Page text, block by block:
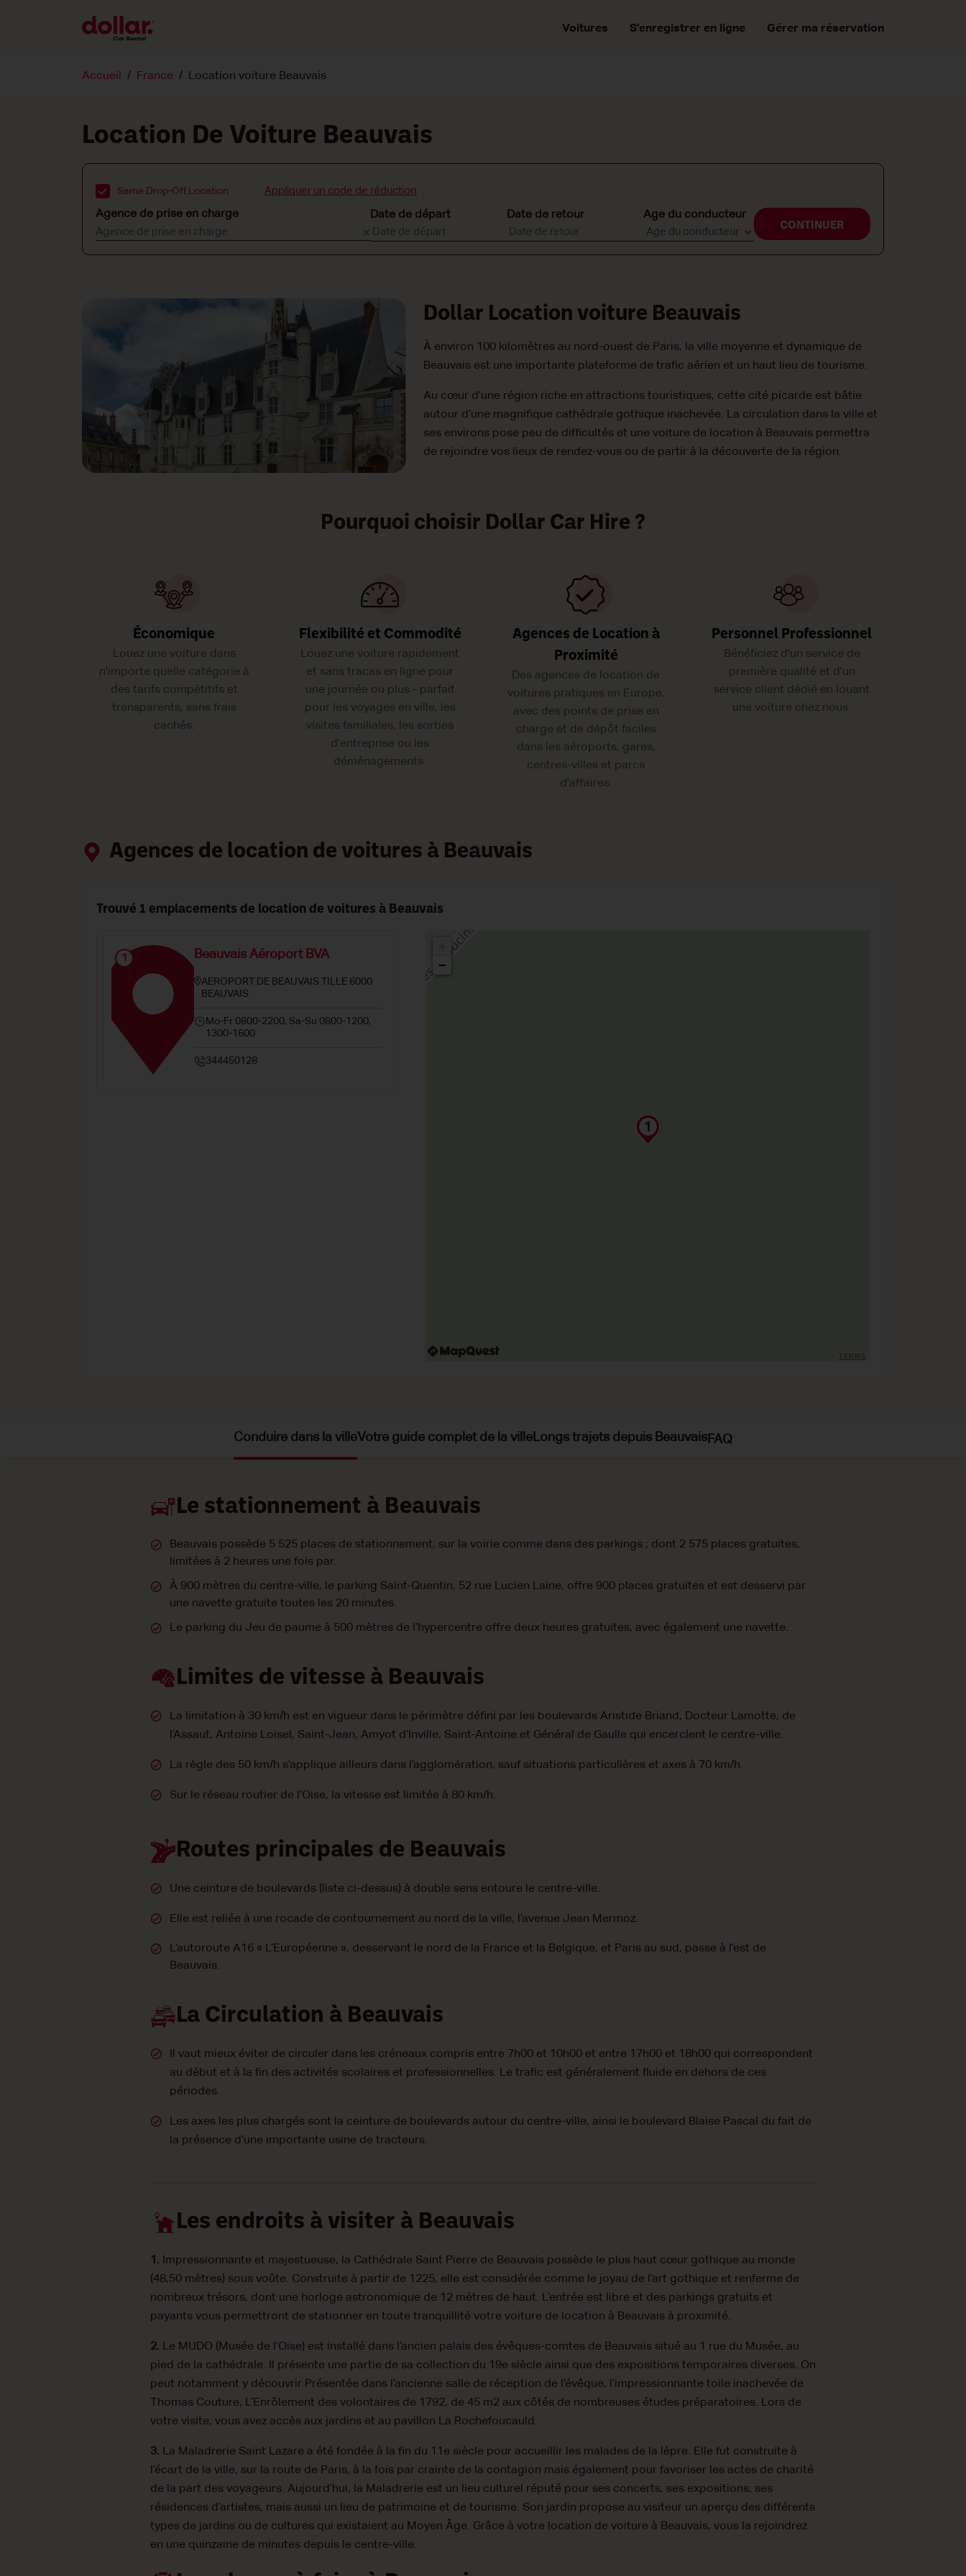
Voitures S’enregistrer en ligne Gérer ma réservation
Accueil France Location voiture Beauvais
Location De Voiture Beauvais
Same Drop-Off Location Appliquer un code de réduction
Agence de prise en charge Date de départ Date de retour
Age du conducteur
CONTINUER
Dollar Location voiture Beauvais
À environ 100 kilomètres au nord-ouest de Paris, la ville moyenne et dynamique de
Beauvais est une importante plateforme de trafic aérien et un haut lieu de tourisme.
Au cœur d’une région riche en attractions touristiques, cette cité picarde est bâtie
autour d’une magnifique cathédrale gothique inachevée. La circulation dans la ville et
ses environs pose peu de difficultés et une voiture de location à Beauvais permettra
de rejoindre vos lieux de rendez-vous ou de partir à la découverte de la région.
Pourquoi choisir Dollar Car Hire ?
Économique
Louez une voiture dans
n'importe quelle catégorie à
des tarifs compétitifs et
transparents, sans frais
cachés.
Flexibilité et Commodité
Louez une voiture rapidement
et sans tracas en ligne pour
une journée ou plus - parfait
pour les voyages en ville, les
visites familiales, les sorties
d'entreprise ou les
déménagements.
Agences de Location à
Proximité
Des agences de location de
voitures pratiques en Europe,
avec des points de prise en
charge et de dépôt faciles
dans les aéroports, gares,
centres-villes et parcs
d'affaires.
Personnel Professionnel
Bénéficiez d'un service de
première qualité et d'un
service client dédié en louant
une voiture chez nous.
Agences de location de voitures à Beauvais
Trouvé 1 emplacements de location de voitures à Beauvais
1 Beauvais Aéroport BVA
AEROPORT DE BEAUVAIS TILLE 6000
BEAUVAIS
Mo-Fr 0800-2200, Sa-Su 0800-1200,
1300-1600
344450128
−
Conduire dans la villeVotre guide complet de la ville Longs trajets depuis Beauvais FAQ
Le stationnement à Beauvais
Beauvais possède 5 525 places de stationnement, sur la voirie comme dans des parkings ; dont 2 575 places gratuites,
limitées à 2 heures une fois par.
À 900 mètres du centre-ville, le parking Saint-Quentin, 52 rue Lucien Laine, offre 900 places gratuites et est desservi par
une navette gratuite toutes les 20 minutes.
Le parking du Jeu de paume à 500 mètres de l’hypercentre offre deux heures gratuites, avec également une navette.
Limites de vitesse à Beauvais
La limitation à 30 km/h est en vigueur dans le périmètre défini par les boulevards Aristide Briand, Docteur Lamotte, de
l’Assaut, Antoine Loisel, Saint-Jean, Amyot d’Inville, Saint-Antoine et Général de Gaulle qui encerclent le centre-ville.
La règle des 50 km/h s’applique ailleurs dans l’agglomération, sauf situations particulières et axes à 70 km/h.
Sur le réseau routier de l’Oise, la vitesse est limitée à 80 km/h.
Routes principales de Beauvais
Une ceinture de boulevards (liste ci-dessus) à double sens entoure le centre-ville.
Elle est reliée à une rocade de contournement au nord de la ville, l’avenue Jean Mermoz.
L’autoroute A16 « L’Européenne », desservant le nord de la France et la Belgique, et Paris au sud, passe à l’est de
Beauvais.
La Circulation à Beauvais
Il vaut mieux éviter de circuler dans les créneaux compris entre 7h00 et 10h00 et entre 17h00 et 18h00 qui correspondent
au début et à la fin des activités scolaires et professionnelles. Le trafic est généralement fluide en dehors de ces
périodes.
Les axes les plus chargés sont la ceinture de boulevards autour du centre-ville, ainsi le boulevard Blaise Pascal du fait de
la présence d’une importante usine de tracteurs.
Les endroits à visiter à Beauvais
1. Impressionnante et majestueuse, la Cathédrale Saint Pierre de Beauvais possède le plus haut cœur gothique au monde
(48,50 mètres) sous voûte. Construite à partir de 1225, elle est considérée comme le joyau de l’art gothique et renferme de
nombreux trésors, dont une horloge astronomique de 12 mètres de haut. L’entrée est libre et des parkings gratuits et
payants vous permettront de stationner en toute tranquillité votre voiture de location à Beauvais à proximité.
2. Le MUDO (Musée de l’Oise) est installé dans l’ancien palais des évêques-comtes de Beauvais situé au 1 rue du Musée, au
pied de la cathédrale. Il présente une partie de sa collection du 19e siècle ainsi que des expositions temporaires diverses. On
peut notamment y découvrir Présentée dans l’ancienne salle de réception de l’évêque, l’impressionnante toile inachevée de
Thomas Couture, L’Enrôlement des volontaires de 1792, de 45 m2 aux côtés de nombreuses études préparatoires. Lors de
votre visite, vous avez accès aux jardins et au pavillon La Rochefoucauld.
3. La Maladrerie Saint Lazare a été fondée à la fin du 11e siècle pour accueillir les malades de la lèpre. Elle fut construite à
l’écart de la ville, sur la route de Paris, à la fois par crainte de la contagion mais également pour favoriser les actes de charité
de la part des voyageurs. Aujourd’hui, la Maladrerie est un lieu culturel réputé pour ses concerts, ses expositions, ses
résidences d’artistes, mais aussi un lieu de patrimoine et de tourisme. Son jardin propose au visiteur un aperçu des différents
types de jardins ou de cultures qui existaient au Moyen Âge. Grâce à votre location de voiture à Beauvais, vous la rejoindrez
en une quinzaine de minutes depuis le centre-ville.